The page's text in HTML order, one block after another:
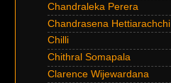
Chandraleka Perera
Chandrasena Hettiarachchi
Chilli
Chithral Somapala
Clarence Wijewardana